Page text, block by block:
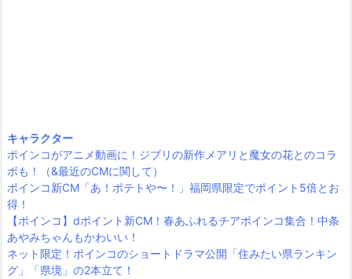
キャラクター
ポインコがアニメ動画に！ジブリの新作メアリと魔女の花とのコラ
ボも！（&最近のCMに関して）
ポインコ新CM「あ！ポテトや〜！」福岡県限定でポイント5倍とお
得！
【ポインコ】dポイント新CM！春あふれるチアポインコ集合！中条
あやみちゃんもかわいい！
ネット限定！ポインコのショートドラマ公開「住みたい県ランキン
グ」「県境」の2本立て！